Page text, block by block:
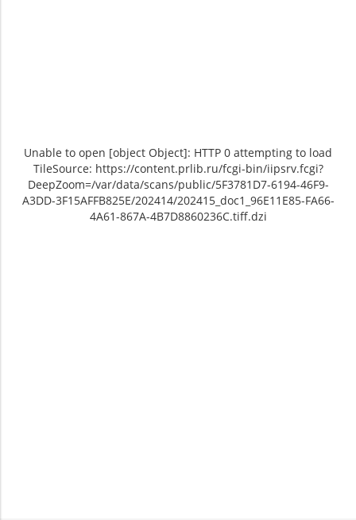
Unable to open [object Object]: HTTP 0 attempting to load
TileSource: https://content.prlib.ru/fcgi-bin/iipsrv.fcgi?
DeepZoom=/var/data/scans/public/5F3781D7-6194-46F9-
A3DD-3F15AFFB825E/202414/202415_doc1_96E11E85-FA66-
4A61-867A-4B7D8860236C.tiff.dzi